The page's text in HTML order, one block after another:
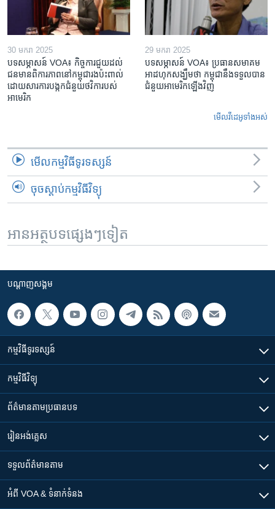
30 មករា 2025
បទសម្ភាសន៍ VOA៖ កិច្ចការ​ជួយ​ដល់​
ជន​មាន​ពិការភាព​នៅកម្ពុជា​រង​ប៉ះពាល់​
ដោយសារ​ការ​បង្កក​ជំនួយ​ថវិកា​របស់​
អាមេរិក
29 មករា 2025
បទសម្ភាសន៍ VOA៖ ប្រធាន​សមាគម​
អាដហុក​សង្ឃឹម​ថា កម្ពុជា​នឹង​ទទួល​បាន​
ជំនួយ​អាមេរិក​ឡើងវិញ
មើល​វីដេអូ​ទាំង​អស់
មើល​កម្មវិធី​ទូរទស្សន៍
ចុចស្តាប់កម្មវិធីវិទ្យុ
អានអត្ថបទផ្សេងៗទៀត
បណ្តាញ​សង្គម
កម្មវិធី​ទូរទស្សន៍
កម្មវិធី​វិទ្យុ
ព័ត៌មាន​តាមប្រធានបទ​
រៀន​​អង់គ្លេស
ទទួល​ព័ត៌មាន​តាម
អំពី​ VOA & ទំនាក់ទំនង